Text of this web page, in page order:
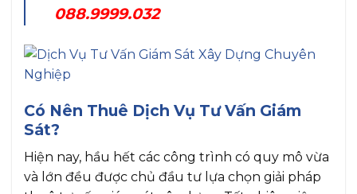
088.9999.032
Có Nên Thuê Dịch Vụ Tư Vấn Giám
Sát?
Hiện nay, hầu hết các công trình có quy mô vừa
và lớn đều được chủ đầu tư lựa chọn giải pháp